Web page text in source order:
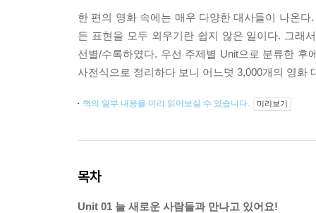
한 편의 영화 속에는 매우 다양한 대사들이 나온
든 표현을 모두 외우기란 쉽지 않은 일이다. 그래
선별/수록하였다. 우선 주제별 Unit으로 분류한
사전식으로 정리하다 보니 어느덧 3,000개의 영화
책의 일부 내용을 미리 읽어보실 수 있습니다. 미리보기
목차
Unit 01 늘 새로운 사람들과 만나고 있어요!